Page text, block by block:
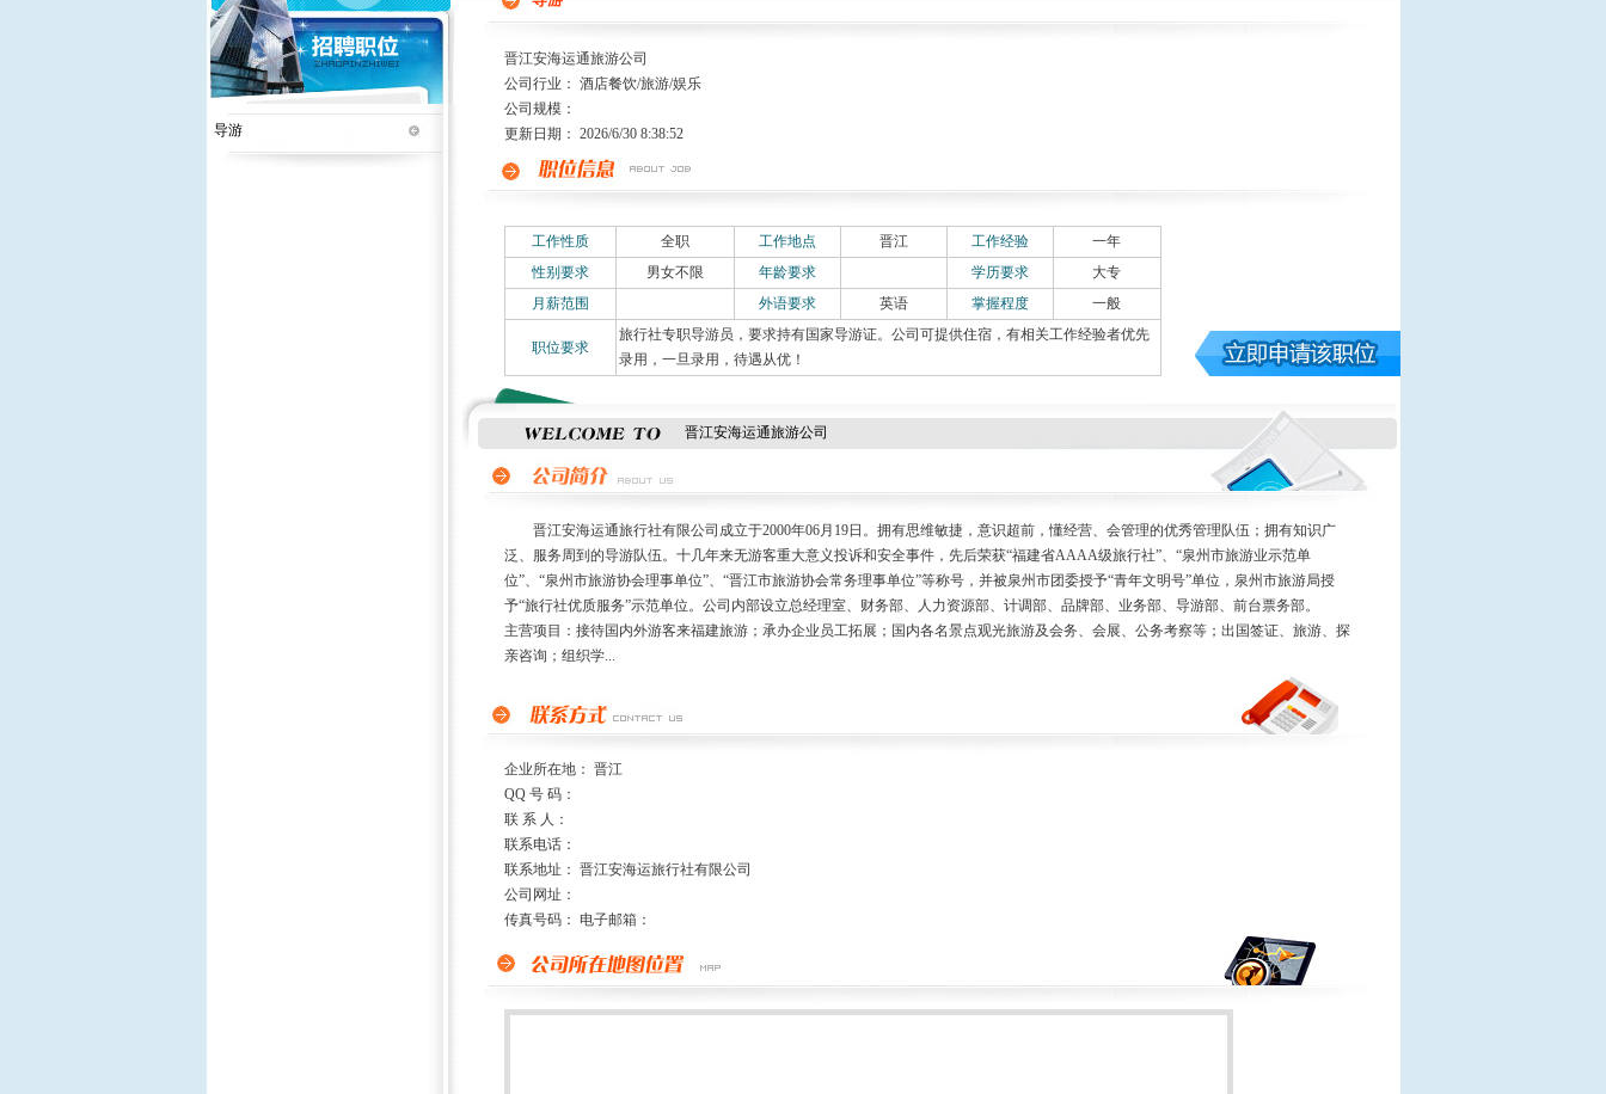
导游
晋江安海运通旅游公司
公司行业： 酒店餐饮/旅游/娱乐
公司规模：
更新日期： 2026/6/30 8:38:52
工作性质 全职 工作地点 晋江 工作经验
一年
性别要求
男女不限 年龄要求 学历要求
大专
月薪范围
外语要求 英语 掌握程度 一般
职位要求
旅行社专职导游员，要求持有国家导游证。公司可提供住宿，有相关工作经验者优先
录用，一旦录用，待遇从优！
晋江安海运通旅游公司
晋江安海运通旅行社有限公司成立于2000年06月19日。拥有思维敏捷，意识超前，懂经营、会管理的优秀管理队伍；拥有知识广
泛、服务周到的导游队伍。十几年来无游客重大意义投诉和安全事件，先后荣获“福建省AAAA级旅行社”、“泉州市旅游业示范单
位”、“泉州市旅游协会理事单位”、“晋江市旅游协会常务理事单位”等称号，并被泉州市团委授予“青年文明号”单位，泉州市旅游局授
予“旅行社优质服务”示范单位。公司内部设立总经理室、财务部、人力资源部、计调部、品牌部、业务部、导游部、前台票务部。
主营项目：接待国内外游客来福建旅游；承办企业员工拓展；国内各名景点观光旅游及会务、会展、公务考察等；出国签证、旅游、探
亲咨询；组织学...
企业所在地： 晋江
QQ 号 码：
联 系 人：
联系电话：
联系地址： 晋江安海运旅行社有限公司
公司网址：
传真号码： 电子邮箱：